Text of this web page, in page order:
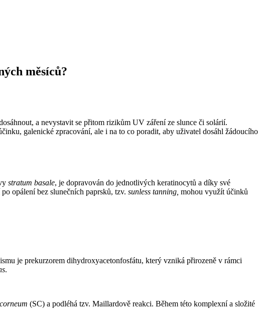
měsíců?
a nevystavit se přitom rizikům UV záření ze slunce či solárií.
galenické zpracování, ale i na to co poradit, aby uživatel dosáhl žádoucího
stratum basale, je dopravován do jednotlivých keratinocytů a díky své
opálení bez slunečních paprsků, tzv. sunless tanning, mohou využít účinků
je prekurzorem dihydroxyacetonfosfátu, který vzniká přirozeně v rámci
.
(SC) a podléhá tzv. Maillardově reakci. Během této komplexní a složité